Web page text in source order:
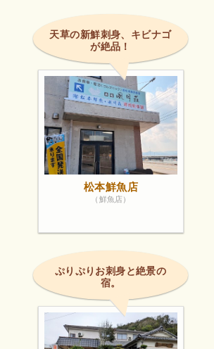
天草の新鮮刺身、キビナゴ
が絶品！
松本鮮魚店
（鮮魚店）
ぷりぷりお刺身と絶景の
宿。